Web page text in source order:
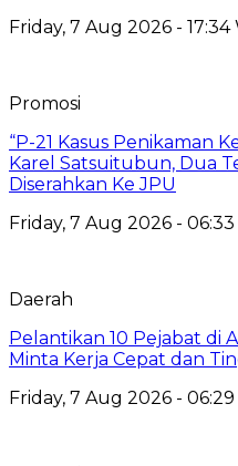
Friday, 7 Aug 2026 - 17:34
Promosi
“P-21 Kasus Penikaman
Karel Satsuitubun, Dua
Diserahkan Ke JPU
Friday, 7 Aug 2026 -
Daerah
Pelantikan 10 Pejabat di
Minta Kerja Cepat dan
Friday, 7 Aug 2026 -